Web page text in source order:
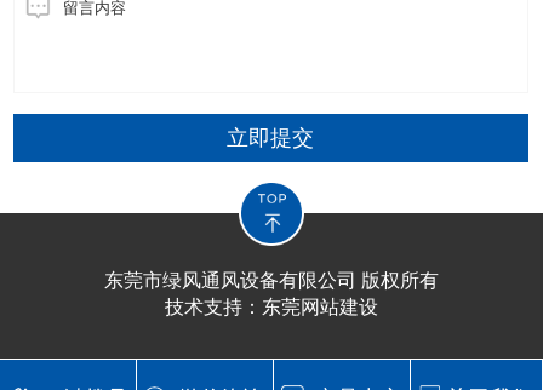
立即提交
东莞市绿风通风设备有限公司 版权所有
技术支持： 东莞网站建设​